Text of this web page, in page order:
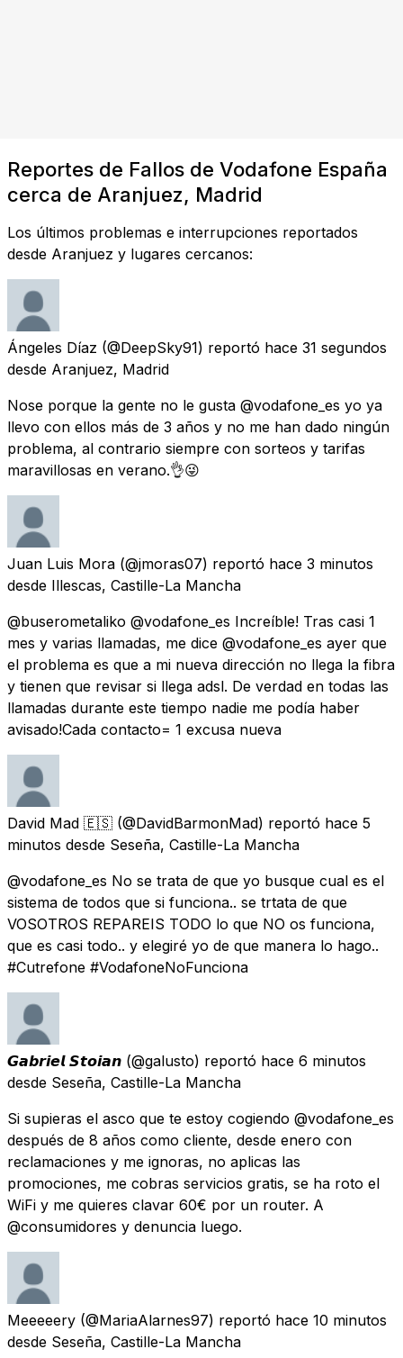
Reportes de Fallos de Vodafone España
cerca de Aranjuez, Madrid
Los últimos problemas e interrupciones reportados
desde Aranjuez y lugares cercanos:
Ángeles Díaz (@DeepSky91) reportó hace 31 segundos
desde Aranjuez, Madrid
Nose porque la gente no le gusta @vodafone_es yo ya
llevo con ellos más de 3 años y no me han dado ningún
problema, al contrario siempre con sorteos y tarifas
maravillosas en verano.👌😜
Juan Luis Mora (@jmoras07) reportó hace 3 minutos
desde Illescas, Castille-La Mancha
@buserometaliko @vodafone_es Increíble! Tras casi 1
mes y varias llamadas, me dice @vodafone_es ayer que
el problema es que a mi nueva dirección no llega la fibra
y tienen que revisar si llega adsl. De verdad en todas las
llamadas durante este tiempo nadie me podía haber
avisado!Cada contacto= 1 excusa nueva
David Mad 🇪🇸 (@DavidBarmonMad) reportó hace 5
minutos desde Seseña, Castille-La Mancha
@vodafone_es No se trata de que yo busque cual es el
sistema de todos que si funciona.. se trtata de que
VOSOTROS REPAREIS TODO lo que NO os funciona,
que es casi todo.. y elegiré yo de que manera lo hago..
#Cutrefone #VodafoneNoFunciona
𝙂𝙖𝙗𝙧𝙞𝙚𝙡 𝙎𝙩𝙤𝙞𝙖𝙣 (@galusto) reportó hace 6 minutos
desde Seseña, Castille-La Mancha
Si supieras el asco que te estoy cogiendo @vodafone_es
después de 8 años como cliente, desde enero con
reclamaciones y me ignoras, no aplicas las
promociones, me cobras servicios gratis, se ha roto el
WiFi y me quieres clavar 60€ por un router. A
@consumidores y denuncia luego.
Meeeeery (@MariaAlarnes97) reportó hace 10 minutos
desde Seseña, Castille-La Mancha